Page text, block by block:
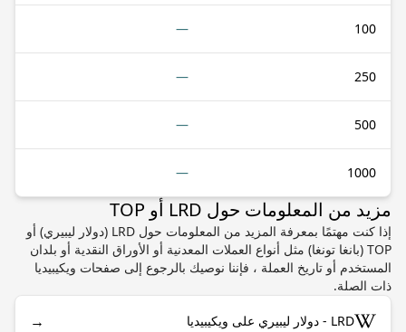
100
—
250
—
500
—
1000
—
مزيد من المعلومات حول LRD أو TOP
إذا كنت مهتمًا بمعرفة المزيد من المعلومات حول LRD (دولار ليبيري) أو
TOP (بانغا تونغا) مثل أنواع العملات المعدنية أو الأوراق النقدية أو بلدان
المستخدم أو تاريخ العملة ، فإننا نوصيك بالرجوع إلى صفحات ويكيبيديا
ذات الصلة.
LRD - دولار ليبيري على ويكيبيديا →